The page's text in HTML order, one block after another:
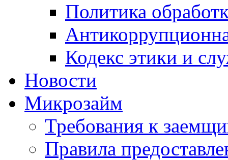
Политика
Кодекс этики и
Новости
Микрозайм
Требования к
Правила